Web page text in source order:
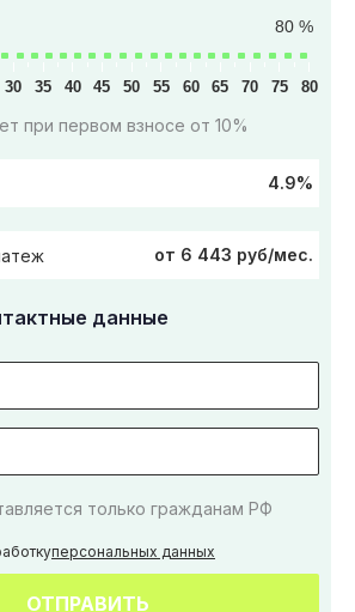
80 %
30 35 40 45 50 55 60 65 70 75 80
при первом взносе от 10%
4.9%
от 6 443 руб/мес.
данные
только гражданам РФ
персональных данных
ОТПРАВИТЬ